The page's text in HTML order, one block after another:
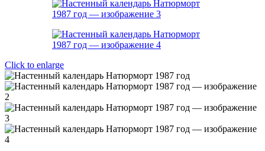
Click to enlarge